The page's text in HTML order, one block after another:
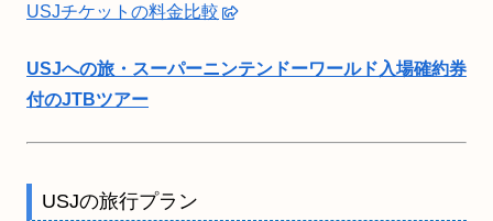
USJチケットの料金比較
USJへの旅・スーパーニンテンドーワールド入場確約券
付のJTBツアー
USJの旅行プラン